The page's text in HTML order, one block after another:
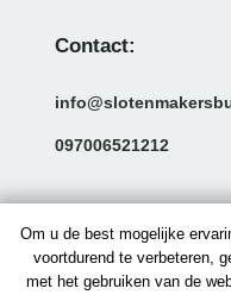
Om u de best mogelijke
voortdurend te verbeteren,
met het gebruiken van de
Contact:
097006521212